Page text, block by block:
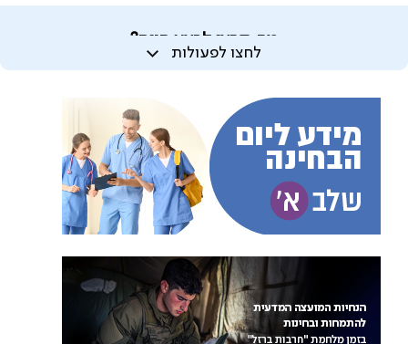
מה תרצו לבצע היום?
לחצו לפעולות